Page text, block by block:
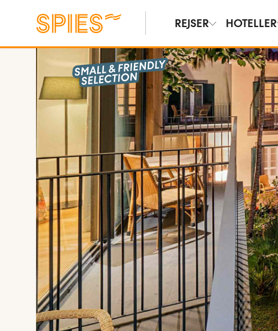
REJSER HOTELLER
Vis billeder